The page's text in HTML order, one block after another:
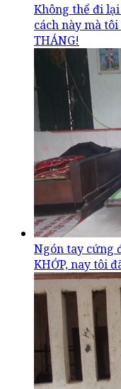
Không thể đi lại
cách này mà
THÁNG!
Ngón tay cứng
KHỚP, nay tôi